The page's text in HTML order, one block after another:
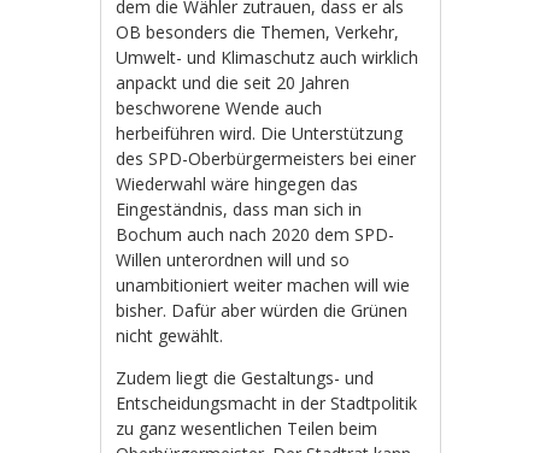
dem die Wähler zutrauen, dass er als
OB besonders die Themen, Verkehr,
Umwelt- und Klimaschutz auch wirklich
anpackt und die seit 20 Jahren
beschworene Wende auch
herbeiführen wird. Die Unterstützung
des SPD-Oberbürgermeisters bei einer
Wiederwahl wäre hingegen das
Eingeständnis, dass man sich in
Bochum auch nach 2020 dem SPD-
Willen unterordnen will und so
unambitioniert weiter machen will wie
bisher. Dafür aber würden die Grünen
nicht gewählt.
Zudem liegt die Gestaltungs- und
Entscheidungsmacht in der Stadtpolitik
zu ganz wesentlichen Teilen beim